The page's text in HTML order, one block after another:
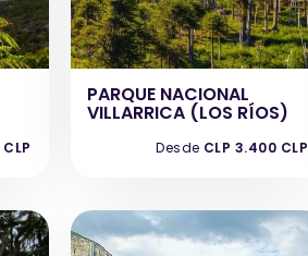
PARQUE NACIONAL
VILLARRICA (LOS RÍOS)
Desde CLP 3.400 CLP